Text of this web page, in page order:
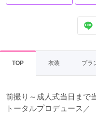
TOP 衣装 プラ
前撮り～成人式当日まで
トータルプロデュース／